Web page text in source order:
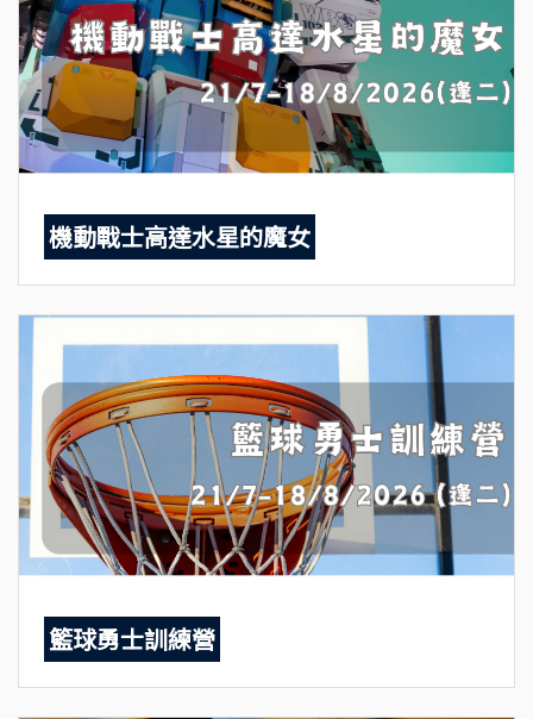
機動戰士高達水星的魔女
籃球勇士訓練營